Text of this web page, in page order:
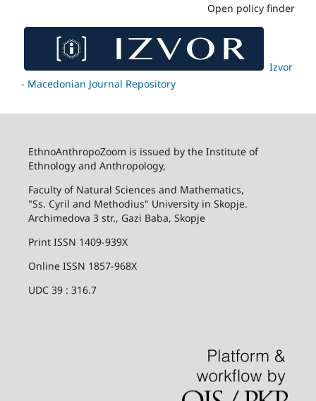
Open policy finder
Izvor
- Macedonian Journal Repository
EthnoAnthropoZoom is issued by the Institute of
Ethnology and Anthropology,
Faculty of Natural Sciences and Mathematics,
"Ss. Cyril and Methodius" University in Skopje.
Archimedova 3 str., Gazi Baba, Skopje
Print ISSN 1409-939X
Online ISSN 1857-968X
UDC 39 : 316.7